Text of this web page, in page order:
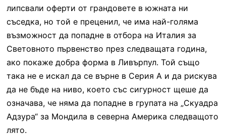
липсвали оферти от грандовете в южната ни
съседка, но той е преценил, че има най-голяма
възможност да попадне в отбора на Италия за
Световното първенство през следващата година,
ако покаже добра форма в Ливърпул. Той също
така не е искал да се върне в Серия А и да рискува
да не бъде на ниво, което със сигурност щеше да
означава, че няма да попадне в групата на „Скуадра
Адзура“ за Мондила в северна Америка следващото
лято.